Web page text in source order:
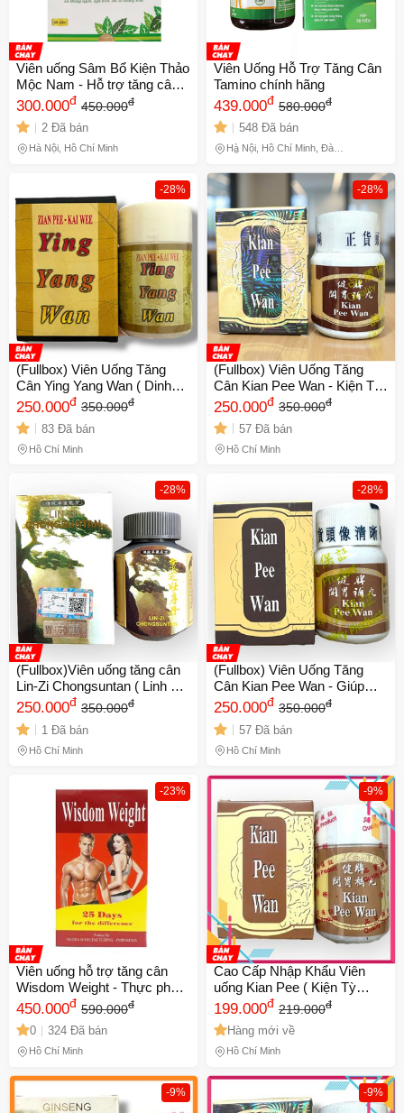
Viên uống Sâm Bổ Kiện Thảo
Mộc Nam - Hỗ trợ tăng cân
tự nhiên, cải thiện tiêu hóa
300.000đ 450.000đ
2 Đã bán
Hà Nội, Hồ Chí Minh
Viên Uống Hỗ Trợ Tăng Cân
Tamino chính hãng
439.000đ 580.000đ
548 Đã bán
Hà Nội, Hồ Chí Minh, Đà
-28%
(Fullbox) Viên Uống Tăng
Cân Ying Yang Wan ( Dinh
dưỡng hoàn ) - Thực Phẩm
Chức Năng Nhập Khẩu Hong
Kong Hỗ Trợ Ngủ Ngon, Ăn
Ngon - 33 Viên/Hộp - Mã
250.000đ 350.000đ
83 Đã bán
Hồ Chí Minh
-28%
(Fullbox) Viên Uống Tăng
Cân Kian Pee Wan - Kiện Tỳ
Hoàn Malaysia - Hỗ Trợ Ăn
Ngon, Ngủ Ngon, 30 Viên -
Mã 1062 Chính hang
250.000đ 350.000đ
57 Đã bán
Hồ Chí Minh
-28%
(Fullbox)Viên uống tăng cân
Lin-Zi Chongsuntan ( Linh chi
tráng thân đơn ) - Hỗ trợ ăn
ngon miệng và ngủ sâu giấc -
Thực phẩm chức năng tự
nhiên cho sức khỏe tốt hơn -
250.000đ 350.000đ
1 Đã bán
Hồ Chí Minh
-28%
(Fullbox) Viên Uống Tăng
Cân Kian Pee Wan - Giúp
Ngủ Ngon, Ăn Ngon, Xuất Xứ
Malaysia, Thực Phẩm Chức
Năng Tự Nhiên - 30 Viên
Chính hang
250.000đ 350.000đ
57 Đã bán
Hồ Chí Minh
-23%
Viên uống hỗ trợ tăng cân
Wisdom Weight - Thực phẩm
chức năng tăng cường sức
khỏe từ Queen Snap Shop,
Mỹ - Giải pháp tăng cân tự
nhiên hiệu quả
450.000đ 590.000đ
0 324 Đã bán
Hồ Chí Minh
-9%
Cao Cấp Nhập Khẩu Viên
uống Kian Pee ( Kiện Tỳ
Hoàn ) - Mã 1062 - nhập
khẩu Malaysia - 1 hộp gồm
30 viên chính ngạch
199.000đ 219.000đ
Hàng mới về
Hồ Chí Minh
-9% -9%
XXX-XXXX
Số lần áp dụng:1lần
Áp dụng cho đơn hàng từ:
Chỉ áp dụng cho gian hàng:
Ngày hết hạn: